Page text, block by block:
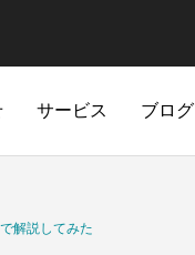
サービス ブログ
解説してみた